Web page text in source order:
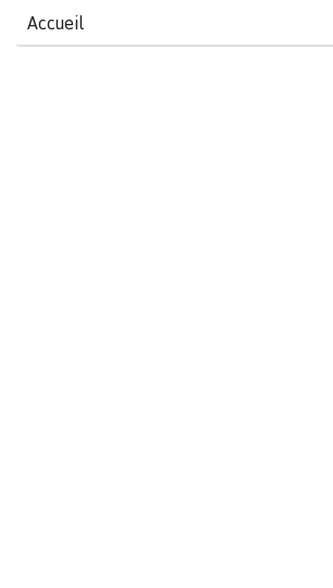
Accueil